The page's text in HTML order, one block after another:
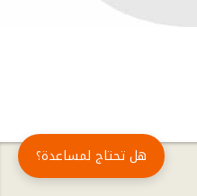
هل تحتاج لمساعدة؟